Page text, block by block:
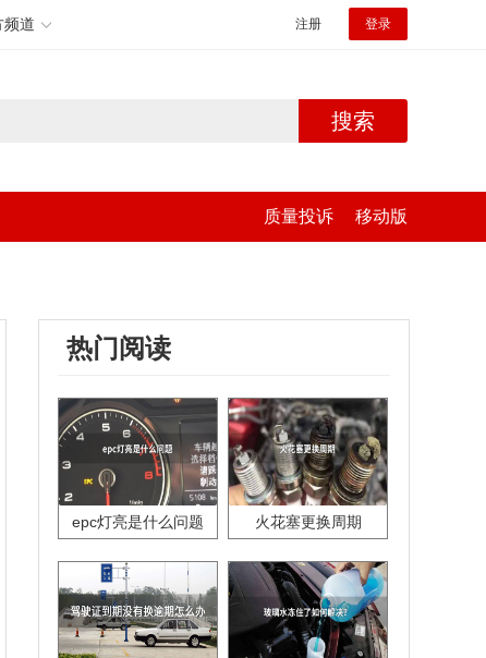
频道 注册 登录
搜索
质量投诉 移动版
热门阅读
epc灯亮是什么问题 火花塞更换周期